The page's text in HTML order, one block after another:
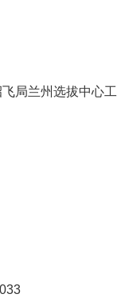
局兰州选拔中心工